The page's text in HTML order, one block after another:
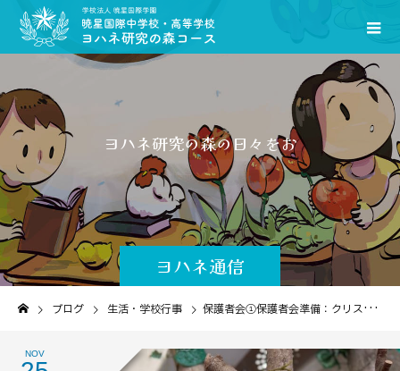
ヨハネ通信
ヨ ネ研究の森の日々をお 伝えし ま
ブログ 生活・学校行事 保護者会①保護者会準備：クリスマスをお迎えする喜びとともに
NOV